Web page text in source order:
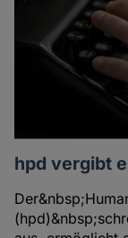
hpd vergibt